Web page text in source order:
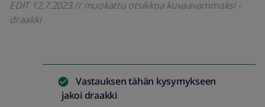
EDIT 12.7.2023 // muokattu otsikkoa kuvaavammaksi -
draakki
Vastauksen tähän kysymykseen
jakoi draakki